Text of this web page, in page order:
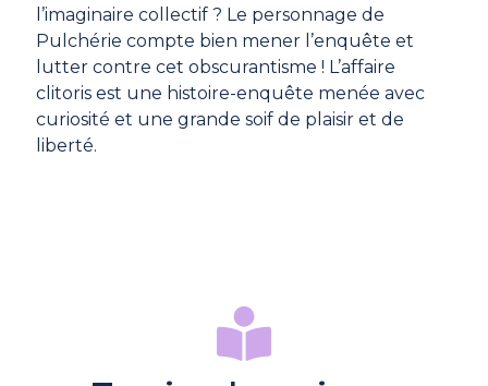
l’imaginaire collectif ? Le personnage de
Pulchérie compte bien mener l’enquête et
lutter contre cet obscurantisme ! L’affaire
clitoris est une histoire-enquête menée avec
curiosité et une grande soif de plaisir et de
liberté.